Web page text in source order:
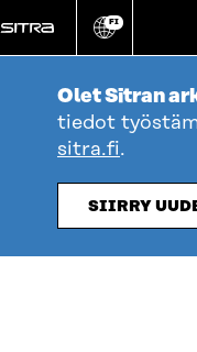
suoraan
sisältöön
Vaihda
kieli
FI
Olet Sitran
tiedot
sitra.fi.
SIIRRY